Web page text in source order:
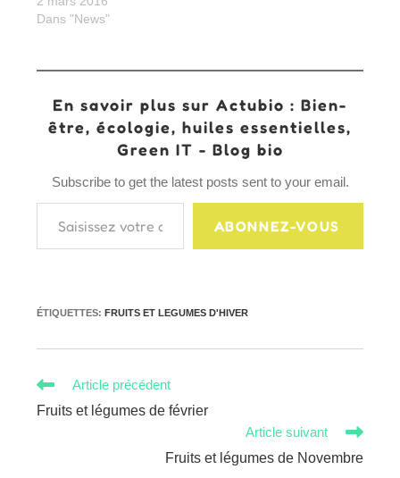
Dans "News"
En savoir plus sur Actubio : Bien-
être, écologie, huiles essentielles,
Green IT - Blog bio
Subscribe to get the latest posts sent to your email.
Saisissez votre adresse e-mail…
ABONNEZ-VOUS
ÉTIQUETTES:FRUITS ET LEGUMES D'HIVER
Read
articles
Article précédent
Fruits et légumes de février
Article suivant
Fruits et légumes de Novembre